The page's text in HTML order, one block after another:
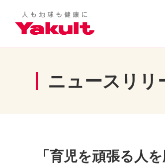
ニュースリリ
「育児を頑張る人